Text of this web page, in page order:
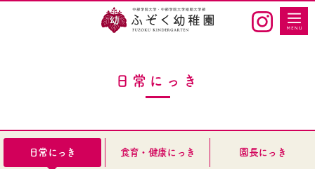
日常にっき
日常にっき 食育・健康にっき 園長にっき